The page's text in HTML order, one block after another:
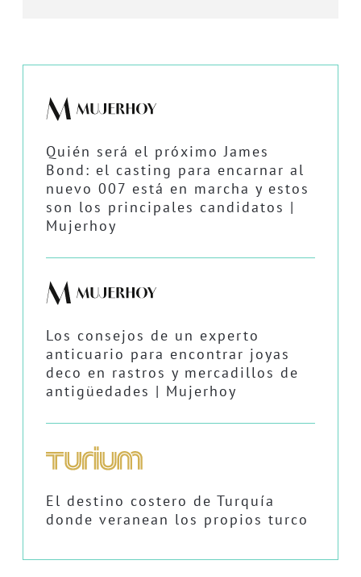
Quién será el próximo James
Bond: el casting para encarnar al
nuevo 007 está en marcha y estos
son los principales candidatos |
Mujerhoy
Los consejos de un experto
anticuario para encontrar joyas
deco en rastros y mercadillos de
antigüedades | Mujerhoy
El destino costero de Turquía
donde veranean los propios turco